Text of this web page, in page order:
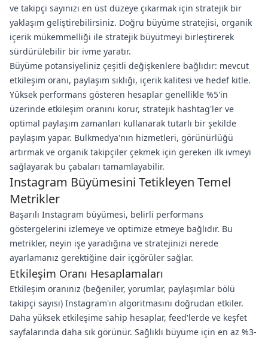
ve takipçi sayınızı en üst düzeye çıkarmak için stratejik bir
yaklaşım geliştirebilirsiniz. Doğru büyüme stratejisi, organik
içerik mükemmelliği ile stratejik büyütmeyi birleştirerek
sürdürülebilir bir ivme yaratır.
Büyüme potansiyeliniz çeşitli değişkenlere bağlıdır: mevcut
etkileşim oranı, paylaşım sıklığı, içerik kalitesi ve hedef kitle.
Yüksek performans gösteren hesaplar genellikle %5'in
üzerinde etkileşim oranını korur, stratejik hashtag'ler ve
optimal paylaşım zamanları kullanarak tutarlı bir şekilde
paylaşım yapar. Bulkmedya'nın hizmetleri, görünürlüğü
artırmak ve organik takipçiler çekmek için gereken ilk ivmeyi
sağlayarak bu çabaları tamamlayabilir.
Instagram Büyümesini Tetikleyen Temel
Metrikler
Başarılı Instagram büyümesi, belirli performans
göstergelerini izlemeye ve optimize etmeye bağlıdır. Bu
metrikler, neyin işe yaradığına ve stratejinizi nerede
ayarlamanız gerektiğine dair içgörüler sağlar.
Etkileşim Oranı Hesaplamaları
Etkileşim oranınız (beğeniler, yorumlar, paylaşımlar bölü
takipçi sayısı) Instagram'ın algoritmasını doğrudan etkiler.
Daha yüksek etkileşime sahip hesaplar, feed'lerde ve keşfet
sayfalarında daha sık görünür. Sağlıklı büyüme için en az %3-